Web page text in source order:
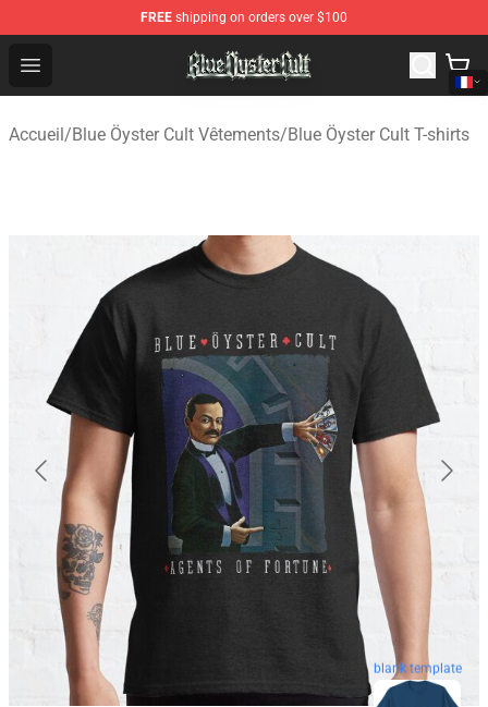
FREE shipping on orders over $100
Open menu
Blue Öyster Cult Store - Official Blue Öyster Cult
Accueil/Blue Öyster Cult Vêtements/Blue Öyster Cult T-shirts
blank template